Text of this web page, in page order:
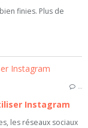
finies. Plus de
…
Instagram
les réseaux sociaux